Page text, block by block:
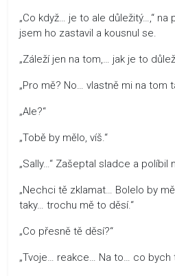
„Co když… je to ale důležitý…,“
jsem ho zastavil a kousnul se.
„Záleží jen na tom,… jak je to
„Pro mě? No… vlastně mi na tom
„Ale?“
„Tobě by mělo, víš.“
„Sally…“ Zašeptal sladce a políbil
„Nechci tě zklamat… Bolelo by
taky… trochu mě to děsí.“
„Co přesně tě děsí?“
„Tvoje… reakce… Na to… co bych